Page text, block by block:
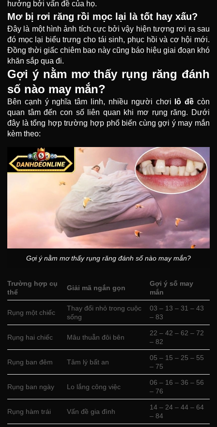
hưởng bởi vấn đề của họ.
Mơ bị rơi răng rồi mọc lại là tốt hay xấu?
Đây là một hình ảnh tích cực bởi vậy hiện tượng rơi ra sau
đó mọc lại biểu trưng cho tái sinh, phục hồi và cơ hội mới.
Đồng thời giấc chiêm bao này cũng báo hiệu giai đoạn khó
khăn sắp qua đi.
Gợi ý nằm mơ thấy rụng răng đánh
số nào may mắn?
Bên cạnh ý nghĩa tâm linh, nhiều người chơi lô đề còn
quan tâm đến con số liên quan khi mơ rụng răng. Dưới
đây là tổng hợp trường hợp phổ biến cùng gợi ý may mắn
kèm theo:
Gợi ý nằm mơ thấy rụng răng đánh số nào may mắn?
Trường hợp cụ
thể
Giải mã ngắn gọn
Gợi ý số may
mắn
Rụng một chiếc
Thay đổi nhỏ trong cuộc
sống
03 – 13 – 31 – 43
– 83
Rụng hai chiếc Mâu thuẫn đôi bên
22 – 42 – 62 – 72
– 82
Rụng ban đêm Tâm lý bất an
05 – 15 – 25 – 55
– 75
Rụng ban ngày Lo lắng công việc
06 – 16 – 36 – 56
– 76
Rụng hàm trái Vấn đề gia đình
14 – 24 – 44 – 64
– 84